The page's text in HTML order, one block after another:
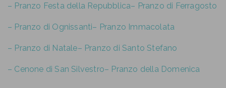
– Pranzo Festa della Repubblica– Pranzo di Ferragosto
– Pranzo di Ognissanti– Pranzo Immacolata
– Pranzo di Natale– Pranzo di Santo Stefano
– Cenone di San Silvestro– Pranzo della Domenica